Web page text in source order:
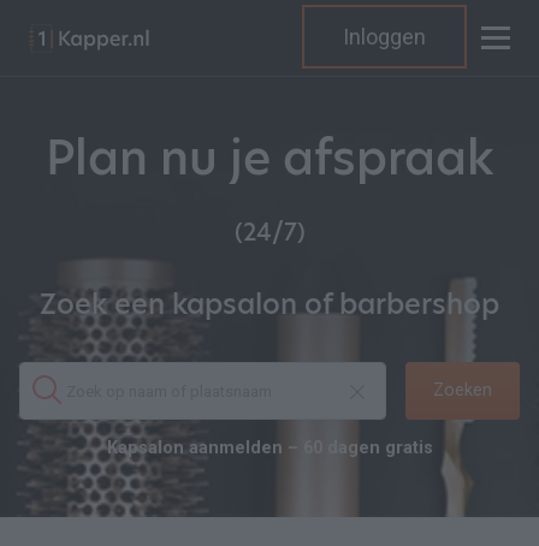
Inloggen
Plan nu je afspraak
(24/7)
Zoek een kapsalon of barbershop
Zoeken
Kapsalon aanmelden – 60 dagen gratis